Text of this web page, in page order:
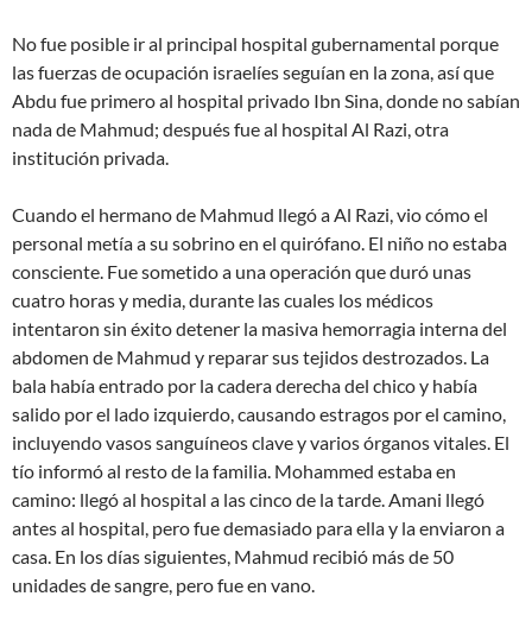
No fue posible ir al principal hospital gubernamental porque
las fuerzas de ocupación israelíes seguían en la zona, así que
Abdu fue primero al hospital privado Ibn Sina, donde no sabían
nada de Mahmud; después fue al hospital Al Razi, otra
institución privada.
Cuando el hermano de Mahmud llegó a Al Razi, vio cómo el
personal metía a su sobrino en el quirófano. El niño no estaba
consciente. Fue sometido a una operación que duró unas
cuatro horas y media, durante las cuales los médicos
intentaron sin éxito detener la masiva hemorragia interna del
abdomen de Mahmud y reparar sus tejidos destrozados. La
bala había entrado por la cadera derecha del chico y había
salido por el lado izquierdo, causando estragos por el camino,
incluyendo vasos sanguíneos clave y varios órganos vitales. El
tío informó al resto de la familia. Mohammed estaba en
camino: llegó al hospital a las cinco de la tarde. Amani llegó
antes al hospital, pero fue demasiado para ella y la enviaron a
casa. En los días siguientes, Mahmud recibió más de 50
unidades de sangre, pero fue en vano.